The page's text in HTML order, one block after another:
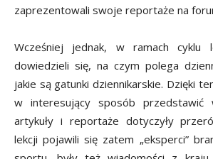
zaprezentowali swoje reportaże na
Wcześniej jednak, w ramach cyklu
dowiedzieli się, na czym polega
jakie są gatunki dziennikarskie. Dzięki
w interesujący sposób przedstawić
artykuły i reportaże dotyczyły
lekcji pojawili się zatem „eksperci”